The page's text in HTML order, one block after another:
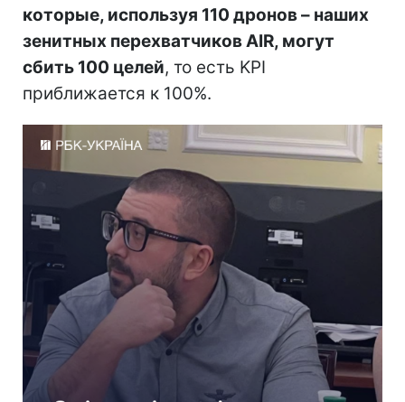
которые, используя 110 дронов – наших
зенитных перехватчиков AIR, могут
сбить 100 целей, то есть KPI
приближается к 100%.